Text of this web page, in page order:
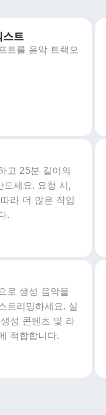
스트
트를 음악 트랙으
고 25분 길이의
세요. 요청 시,
라 더 많은 작업
.
로 생성 음악을
트리밍하세요. 실
성 콘텐츠 및 라
적합합니다.